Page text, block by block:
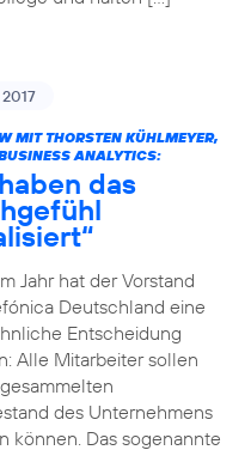
MIT THORSTEN KÜHLMEYER,
ANALYTICS:
das
Jahr hat der Vorstand
Deutschland eine
Entscheidung
Alle Mitarbeiter sollen
des Unternehmens
können. Das sogenannte